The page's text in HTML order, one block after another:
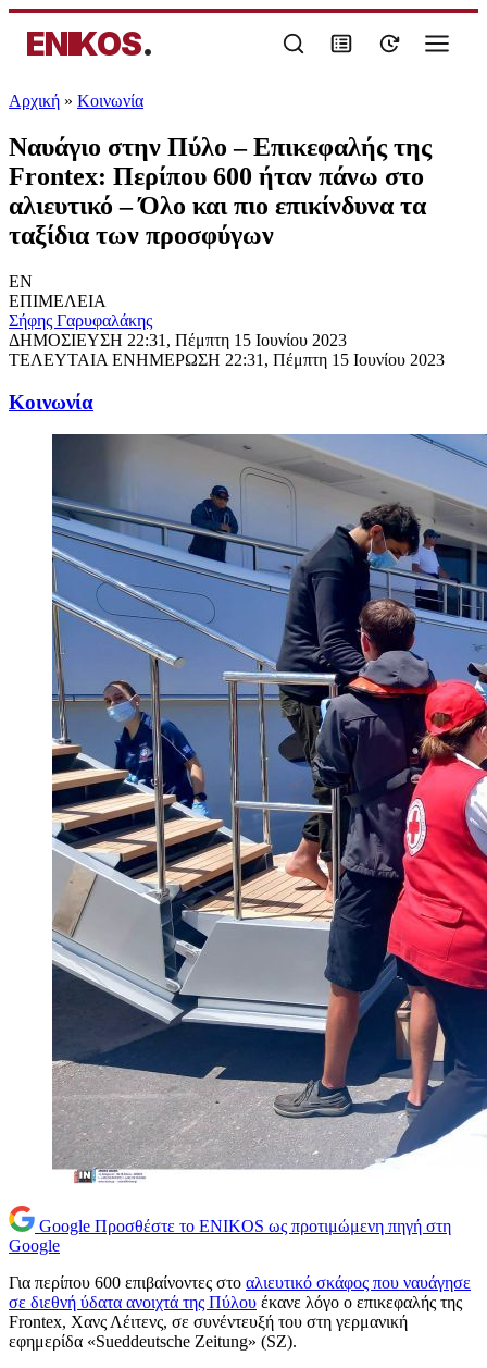
ENIKOS.
Αρχική » Κοινωνία
Ναυάγιο στην Πύλο – Επικεφαλής της
Frontex: Περίπου 600 ήταν πάνω στο
αλιευτικό – Όλο και πιο επικίνδυνα τα
ταξίδια των προσφύγων
EN
ΕΠΙΜΕΛΕΙΑ
Σήφης Γαρυφαλάκης
ΔΗΜΟΣΙΕΥΣΗ 22:31, Πέμπτη 15 Ιουνίου 2023
ΤΕΛΕΥΤΑΙΑ ΕΝΗΜΕΡΩΣΗ 22:31, Πέμπτη 15 Ιουνίου 2023
Κοινωνία
Google Προσθέστε το ENIKOS ως προτιμώμενη πηγή στη
Google
Για περίπου 600 επιβαίνοντες στο αλιευτικό σκάφος που ναυάγησε
σε διεθνή ύδατα ανοιχτά της Πύλου έκανε λόγο ο επικεφαλής της
Frontex, Χανς Λέιτενς, σε συνέντευξή του στη γερμανική
εφημερίδα «Sueddeutsche Zeitung» (SZ).